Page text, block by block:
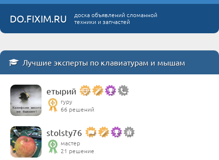
DO.FIXIM.RU
доска объявлений сломанной
техники и запчастей
Лучшие эксперты по клавиатурам и мышам
етырий
гуру
66 решений
stolsty76
мастер
21 решение